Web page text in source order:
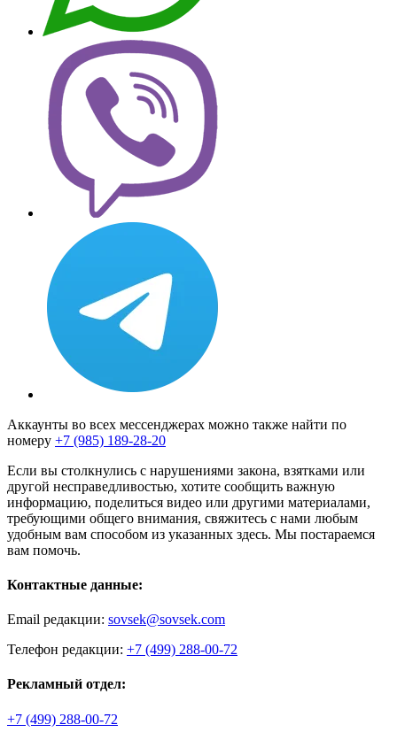
Аккаунты во всех мессенджерах можно также найти по
номеру +7 (985) 189-28-20
Если вы столкнулись с нарушениями закона, взятками или
другой несправедливостью, хотите сообщить важную
информацию, поделиться видео или другими материалами,
требующими общего внимания, свяжитесь с нами любым
удобным вам способом из указанных здесь. Мы постараемся
вам помочь.
Контактные данные:
Email редакции: sovsek@sovsek.com
Телефон редакции: +7 (499) 288-00-72
Рекламный отдел:
+7 (499) 288-00-72